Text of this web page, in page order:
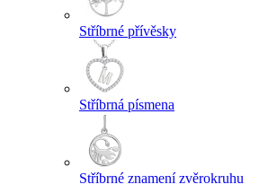
Stříbrné přívěsky
Stříbrná písmena
Stříbrné znamení zvěrokruhu